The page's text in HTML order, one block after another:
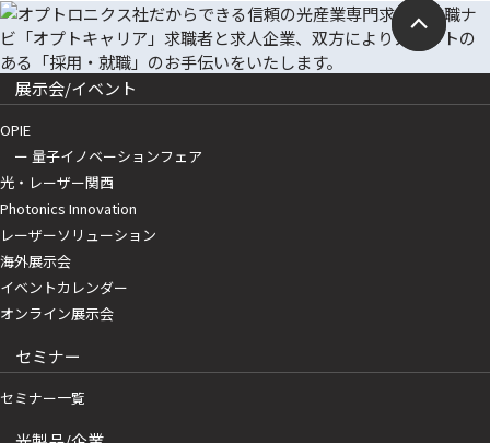
展示会/イベント
OPIE
ー 量子イノベーションフェア
光・レーザー関西
Photonics Innovation
レーザーソリューション
海外展示会
イベントカレンダー
オンライン展示会
セミナー
セミナー一覧